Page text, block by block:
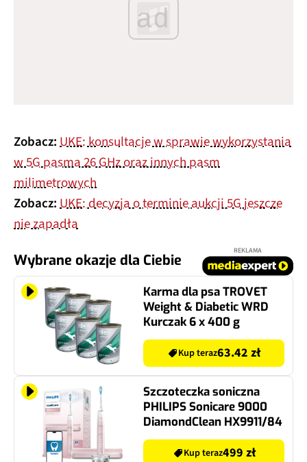
ad
Zobacz:UKE: konsultacje w sprawie wykorzystania
w 5G pasma 26 GHz oraz innych pasm
milimetrowych
Zobacz:UKE: decyzja o terminie aukcji 5G jeszcze
nie zapadła
Wybrane okazje dla Ciebie
REKLAMA
Karma dla psa TROVET
Weight & Diabetic WRD
Kurczak 6 x 400 g
Kup teraz63.42 zł
Szczoteczka soniczna
PHILIPS Sonicare 9000
DiamondClean HX9911/84
Kup teraz499 zł